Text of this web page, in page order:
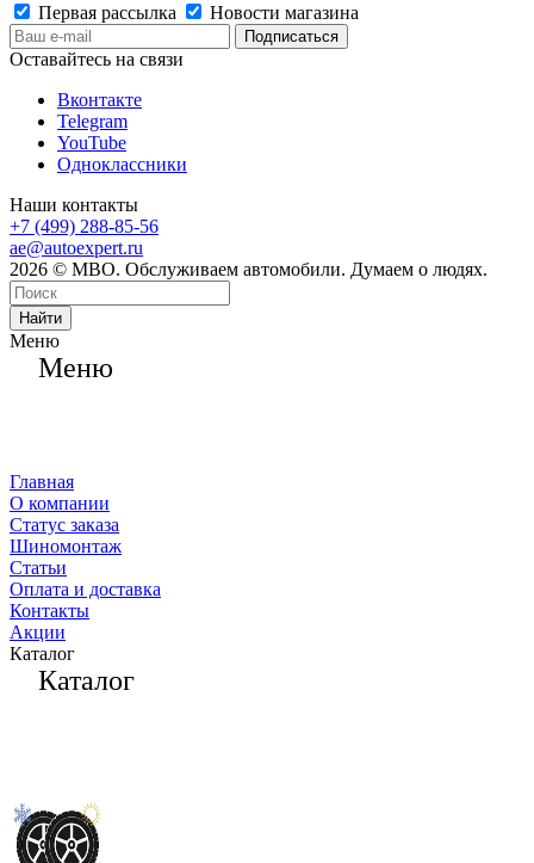
Первая рассылка
Новости магазина
Оставайтесь на связи
Вконтакте
Telegram
YouTube
Одноклассники
Наши контакты
+7 (499) 288-85-56
ae@autoexpert.ru
2026 © МВО. Обслуживаем автомобили. Думаем о людях.
Найти
Меню
Меню
Главная
О компании
Статус заказа
Шиномонтаж
Статьи
Оплата и доставка
Контакты
Акции
Каталог
Каталог